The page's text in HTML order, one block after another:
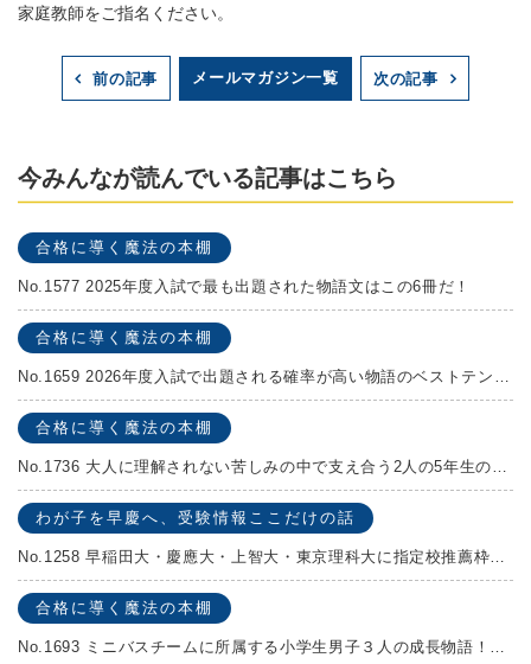
家庭教師をご指名ください。
前の記事 メールマガジン一覧 次の記事
今みんなが読んでいる記事はこちら
合格に導く魔法の本棚
No.1577 2025年度入試で最も出題された物語文はこの6冊だ！
合格に導く魔法の本棚
No.1659 2026年度入試で出題される確率が高い物語のベストテンを発表します！
合格に導く魔法の本棚
No.1736 大人に理解されない苦しみの中で支え合う2人の5年生の成長物語！『夏の迷子』村上しいこ
わが子を早慶へ、受験情報ここだけの話
No.1258 早稲田大・慶應大・上智大・東京理科大に指定校推薦枠がある学校
合格に導く魔法の本棚
No.1693 ミニバスチームに所属する小学生男子３人の成長物語！『ポジション！』高田由紀子 予想問題付き！